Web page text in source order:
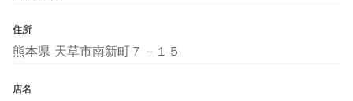
住所
熊本県 天草市南新町７－１５
店名